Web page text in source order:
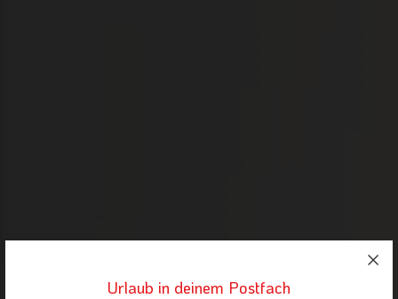
Urlaub in deinem Postfach